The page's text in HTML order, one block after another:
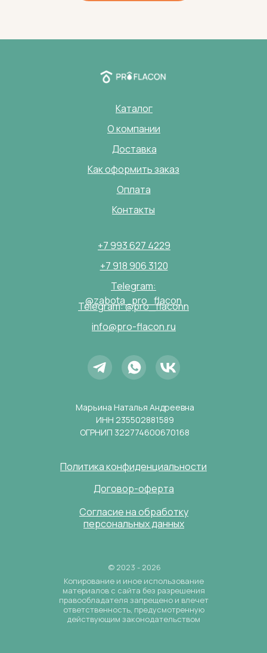
О компании
+7 918 906 3120
Каталог
Политика конфиденциальности
+7 993 627 4229
Telegram:
@zabota_pro_flacon
Telegram: @pro_flaconn
info@pro-flacon.ru
Доставка
Копирование и иное использование
материалов с сайта без разрешения
правообладателя запрещено и влечет
ответственность, предусмотренную
действующим законодательством
© 2023 - 2026
Оплата
Как оформить заказ
Контакты
Согласие на обработку
персональных данных
Договор-оферта
Марьина Наталья Андреевна
ИНН 235502881589
ОГРНИП 322774600670168